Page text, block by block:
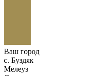
Ваш город
c. Буздяк
Мелеуз